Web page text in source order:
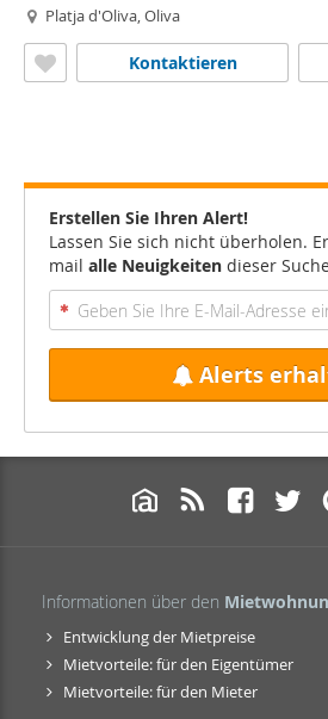
Platja d'Oliva, Oliva
Kontaktieren
Erstellen Sie Ihren Alert!
Lassen Sie sich nicht überholen.
mail alle Neuigkeiten dieser
Alerts
Informationen über den
Entwicklung der Mietpreise
Mietvorteile: für den Eigentümer
Mietvorteile: für den Mieter